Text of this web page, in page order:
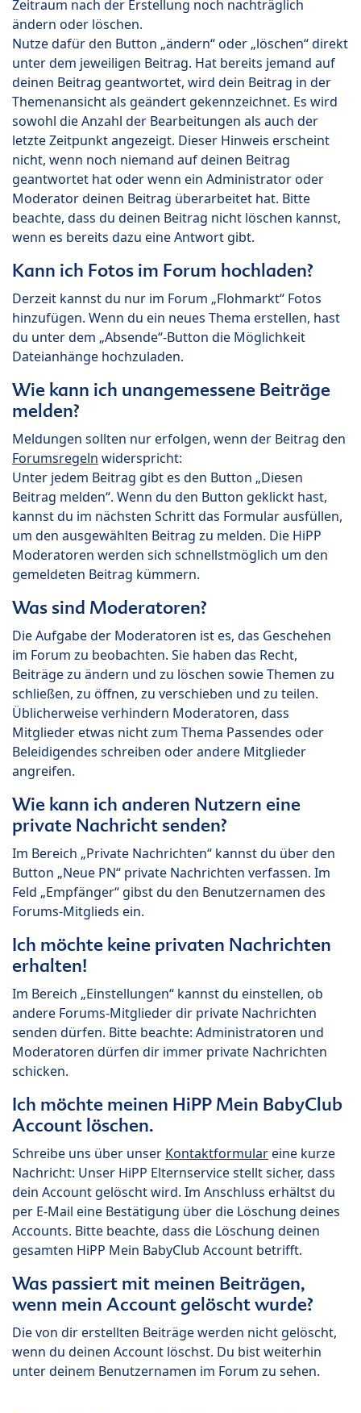
Zeitraum nach der Erstellung noch nachträglich
ändern oder löschen.
Nutze dafür den Button „ändern“ oder „löschen“ direkt
unter dem jeweiligen Beitrag. Hat bereits jemand auf
deinen Beitrag geantwortet, wird dein Beitrag in der
Themenansicht als geändert gekennzeichnet. Es wird
sowohl die Anzahl der Bearbeitungen als auch der
letzte Zeitpunkt angezeigt. Dieser Hinweis erscheint
nicht, wenn noch niemand auf deinen Beitrag
geantwortet hat oder wenn ein Administrator oder
Moderator deinen Beitrag überarbeitet hat. Bitte
beachte, dass du deinen Beitrag nicht löschen kannst,
wenn es bereits dazu eine Antwort gibt.
Kann ich Fotos im Forum hochladen?
Derzeit kannst du nur im Forum „Flohmarkt“ Fotos
hinzufügen. Wenn du ein neues Thema erstellen, hast
du unter dem „Absende“-Button die Möglichkeit
Dateianhänge hochzuladen.
Wie kann ich unangemessene Beiträge
melden?
Meldungen sollten nur erfolgen, wenn der Beitrag den
Forumsregeln widerspricht:
Unter jedem Beitrag gibt es den Button „Diesen
Beitrag melden“. Wenn du den Button geklickt hast,
kannst du im nächsten Schritt das Formular ausfüllen,
um den ausgewählten Beitrag zu melden. Die HiPP
Moderatoren werden sich schnellstmöglich um den
gemeldeten Beitrag kümmern.
Was sind Moderatoren?
Die Aufgabe der Moderatoren ist es, das Geschehen
im Forum zu beobachten. Sie haben das Recht,
Beiträge zu ändern und zu löschen sowie Themen zu
schließen, zu öffnen, zu verschieben und zu teilen.
Üblicherweise verhindern Moderatoren, dass
Mitglieder etwas nicht zum Thema Passendes oder
Beleidigendes schreiben oder andere Mitglieder
angreifen.
Wie kann ich anderen Nutzern eine
private Nachricht senden?
Im Bereich „Private Nachrichten“ kannst du über den
Button „Neue PN“ private Nachrichten verfassen. Im
Feld „Empfänger“ gibst du den Benutzernamen des
Forums-Mitglieds ein.
Ich möchte keine privaten Nachrichten
erhalten!
Im Bereich „Einstellungen“ kannst du einstellen, ob
andere Forums-Mitglieder dir private Nachrichten
senden dürfen. Bitte beachte: Administratoren und
Moderatoren dürfen dir immer private Nachrichten
schicken.
Ich möchte meinen HiPP Mein BabyClub
Account löschen.
Schreibe uns über unser Kontaktformulareine kurze
Nachricht: Unser HiPP Elternservice stellt sicher, dass
dein Account gelöscht wird. Im Anschluss erhältst du
per E-Mail eine Bestätigung über die Löschung deines
Accounts. Bitte beachte, dass die Löschung deinen
gesamten HiPP Mein BabyClub Account betrifft.
Was passiert mit meinen Beiträgen,
wenn mein Account gelöscht wurde?
Die von dir erstellten Beiträge werden nicht gelöscht,
wenn du deinen Account löschst. Du bist weiterhin
unter deinem Benutzernamen im Forum zu sehen.